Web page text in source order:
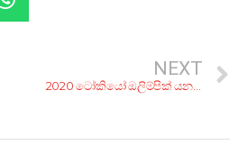
NEXT
2020 ටෝකියෝ ඔලිම්පික් යන අපේ ක්‍රීඩක ක්‍රීඩිකාවෝ